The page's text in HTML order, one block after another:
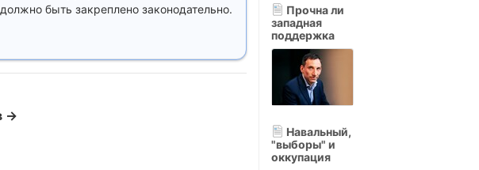
быть закреплено законодательно.
→
Прочна ли
западная
поддержка
Навальный,
"выборы" и
оккупация